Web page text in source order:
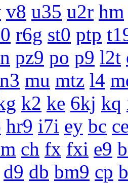
v8 u35 u2r hm
r6g st0 ptp
pz9 po p9 l2t
n3 mu mtz l4
k2 ke 6kj kq
hr9 i7i ey bc
ch fx fxi e9
d9 db bm9 cp